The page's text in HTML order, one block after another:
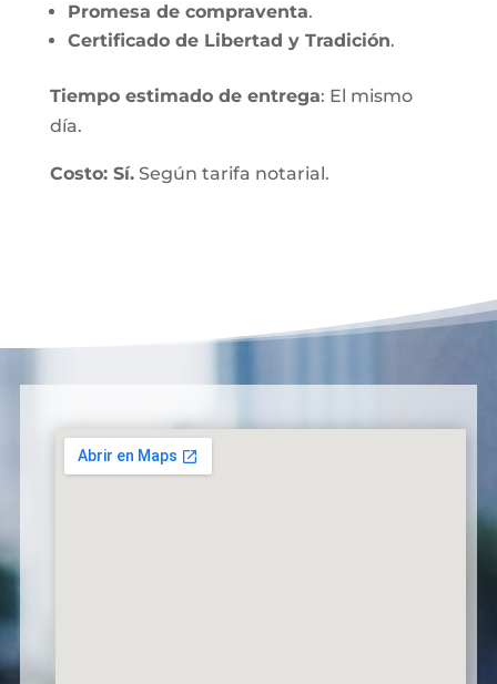
Promesa de compraventa.
Certificado de Libertad y Tradición.
Tiempo estimado de entrega: El mismo
día.
Costo: Sí.Según tarifa notarial.